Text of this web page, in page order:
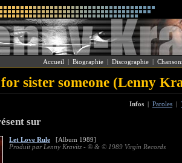
Accueil | Biographie | Discographie |
sister someone (Lenny
Infos | Paroles |
sur
Let Love Rule [Album 1989]
Produit par Lenny Kravitz - ® & © 1989 Virgin Records